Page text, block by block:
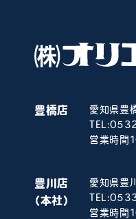
豊橋店
愛知県豊
TEL:
営業時間
豊川店
（本社）
愛知県豊
TEL:
営業時間